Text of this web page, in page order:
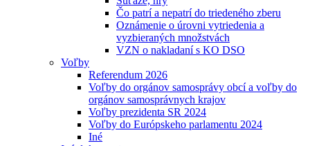
Čo patrí a nepatrí do triedeného zberu
Oznámenie o úrovni vytriedenia a
vyzbieraných množstvách
VZN o nakladaní s KO DSO
Voľby
Referendum 2026
Voľby do orgánov samosprávy obcí a voľby do
orgánov samosprávnych krajov
Voľby prezidenta SR 2024
Voľby do Európskeho parlamentu 2024
Iné